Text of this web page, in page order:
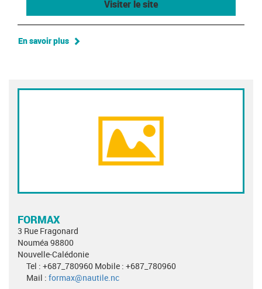
Visiter le site
En savoir plus
FORMAX
3 Rue Fragonard
Nouméa 98800
Nouvelle-Calédonie
Tel : +687_780960 Mobile : +687_780960
Mail : formax@nautile.nc